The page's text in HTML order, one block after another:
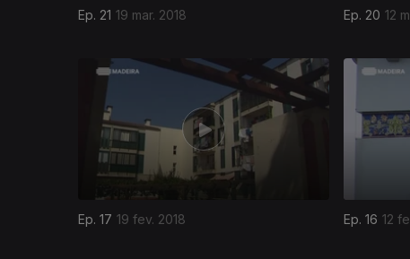
Ep. 21 19 mar. 2018 Ep. 20 12
Ep. 17 19 fev. 2018 Ep. 16 12
328314